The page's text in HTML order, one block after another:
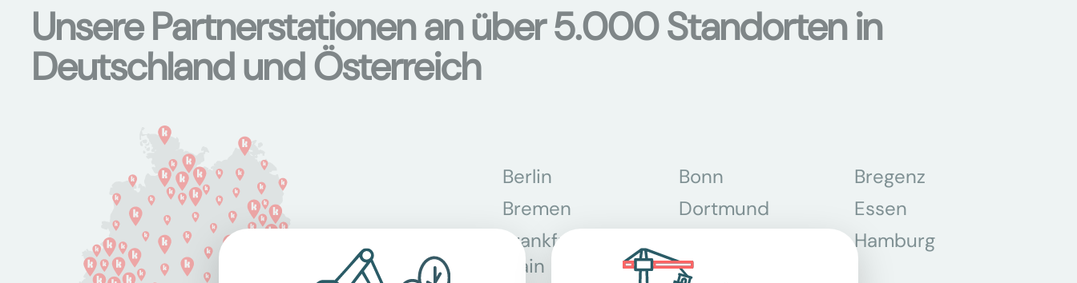
Unsere Partnerstationen an über 5.000 Standorten in
Deutschland und Österreich
Berlin Bonn
Bregenz
Bremen
Dortmund
Essen
Frankfurt am
Main
Hamburg